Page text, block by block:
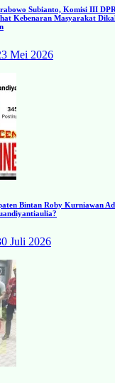
Subianto, Komisi III
Kebenaran Masyarakat
Mei 2026
Bintan Roby Kurniawan
Juli 2026